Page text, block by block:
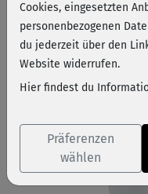
13 Min
25 kcal
Lena Reisloh
Tisch, Stuhl
Cookies, eingesetzten
personenbezogenen
du jederzeit über den
Website widerrufen.
Hier findest du
Präferenzen
wählen